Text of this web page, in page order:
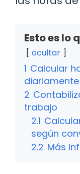
Esto es lo
ocultar
1 Calcular
diariamente
2
trabajo
2.1
según
2.2 Más